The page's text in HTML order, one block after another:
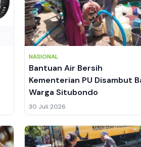
NASIONAL
Bantuan Air Bersih
Kementerian PU Disambut
Warga Situbondo
30 Juli 2026